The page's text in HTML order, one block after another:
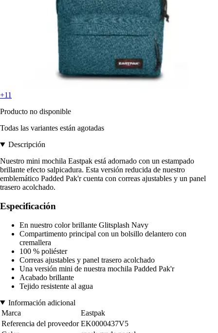
+11
Producto no disponible
Todas las variantes están agotadas
Descripción
Nuestro mini mochila Eastpak está adornado con un estampado
brillante efecto salpicadura. Esta versión reducida de nuestro
emblemático Padded Pak'r cuenta con correas ajustables y un panel
trasero acolchado.
Especificación
En nuestro color brillante Glitsplash Navy
Compartimento principal con un bolsillo delantero con
cremallera
100 % poliéster
Correas ajustables y panel trasero acolchado
Una versión mini de nuestra mochila Padded Pak'r
Acabado brillante
Tejido resistente al agua
Información adicional
Marca
Eastpak
Referencia del proveedor EK0000437V5